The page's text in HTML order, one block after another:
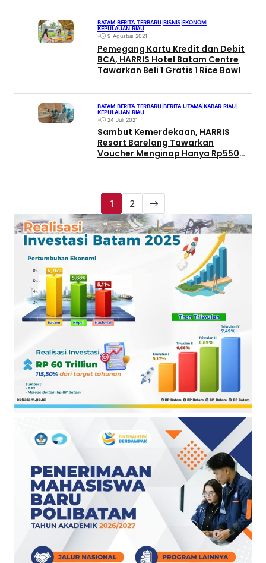
BATAM BERITA TERBARU BISNIS EKONOMI
KEPULAUAN RIAU
•
9 Agustus 2021
Pemegang Kartu Kredit dan Debit
BCA, HARRIS Hotel Batam Centre
Tawarkan Beli 1 Gratis 1 Rice Bowl
BATAM BERITA TERBARU BERITA UTAMA KABAR RIAU
KEPULAUAN RIAU
•
24 Juli 2021
Sambut Kemerdekaan, HARRIS
Resort Barelang Tawarkan
Voucher Menginap Hanya Rp550
1 2